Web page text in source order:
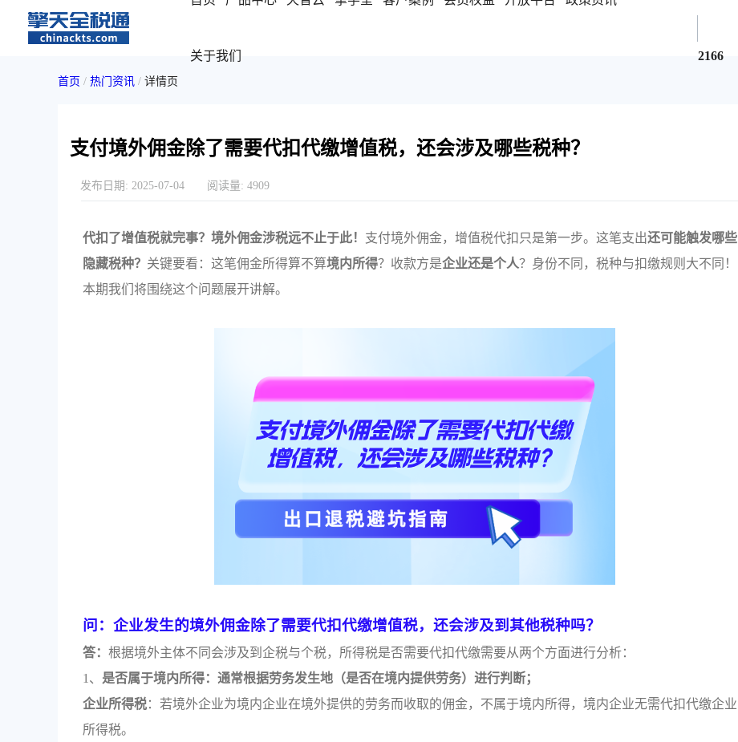
关于我们 2166
首页 / 热门资讯 / 详情页
支付境外佣金除了需要代扣代缴增值税，还会涉及哪些税种？
发布日期: 2025-07-04 阅读量: 4909
代扣了增值税就完事？境外佣金涉税远不止于此！ 支付境外佣金，增值税代扣只是第一步。这笔支出还可能触发哪些
隐藏税种？ 关键要看：这笔佣金所得算不算境内所得？收款方是企业还是个人？身份不同，税种与扣缴规则大不同！
本期我们将围绕这个问题展开讲解。
问：企业发生的境外佣金除了需要代扣代缴增值税，还会涉及到其他税种吗？
答：根据境外主体不同会涉及到企税与个税，所得税是否需要代扣代缴需要从两个方面进行分析：
1、 是否属于境内所得：通常根据劳务发生地（是否在境内提供劳务）进行判断；
企业所得税：若境外企业为境内企业在境外提供的劳务而收取的佣金，不属于境内所得，境内企业无需代扣代缴企业
所得税。